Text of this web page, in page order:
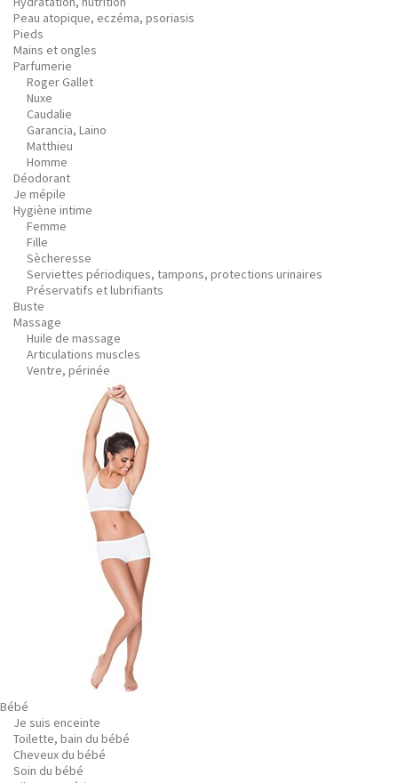
Peau atopique, eczéma, psoriasis
Pieds
Mains et ongles
Parfumerie
Roger Gallet
Nuxe
Caudalie
Garancia, Laino
Matthieu
Homme
Déodorant
Je mépile
Hygiène intime
Femme
Fille
Sècheresse
Serviettes périodiques, tampons, protections urinaires
Préservatifs et lubrifiants
Buste
Massage
Huile de massage
Articulations muscles
Ventre, périnée
Bébé
Je suis enceinte
Toilette, bain du bébé
Cheveux du bébé
Soin du bébé